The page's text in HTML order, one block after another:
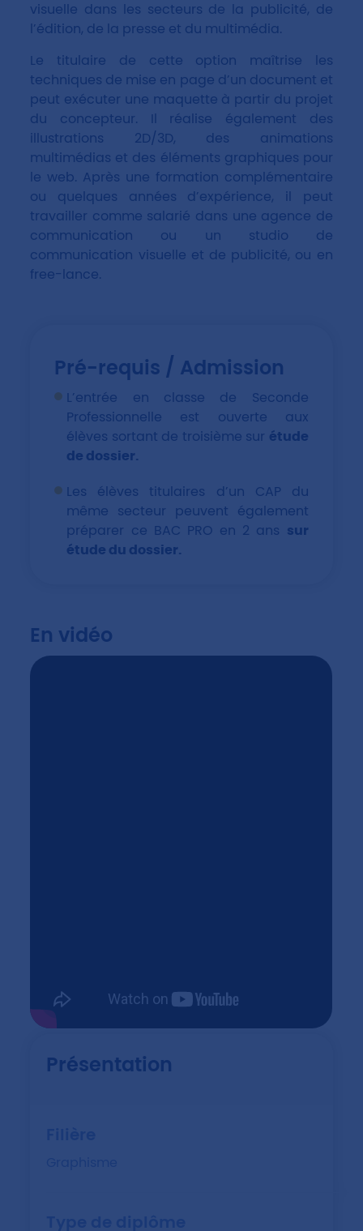
visuelle dans les secteurs de la publicité, de
l’édition, de la presse et du multimédia.
Le titulaire de cette option maîtrise les
techniques de mise en page d’un document et
peut exécuter une maquette à partir du projet
du concepteur. Il réalise également des
illustrations 2D/3D, des animations
multimédias et des éléments graphiques pour
le web. Après une formation complémentaire
ou quelques années d’expérience, il peut
travailler comme salarié dans une agence de
communication ou un studio de
communication visuelle et de publicité, ou en
free-lance.
Pré-requis / Admission
L’entrée en classe de Seconde
Professionnelle est ouverte aux
élèves sortant de troisième sur étude
de dossier.
Les élèves titulaires d’un CAP du
même secteur peuvent également
préparer ce BAC PRO en 2 ans sur
étude du dossier.
En vidéo
Présentation